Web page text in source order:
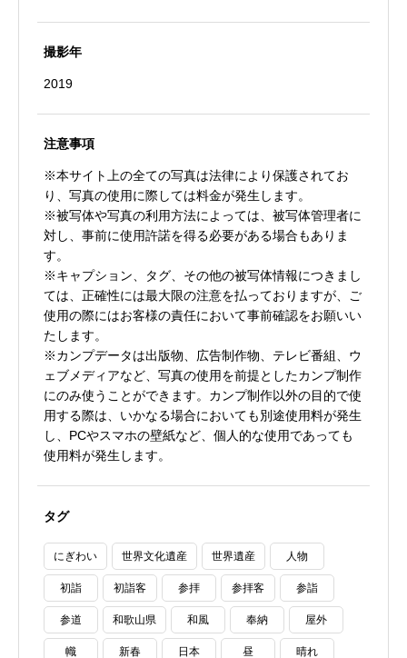
撮影年
2019
注意事項
※本サイト上の全ての写真は法律により保護されてお
り、写真の使用に際しては料金が発生します。
※被写体や写真の利用方法によっては、被写体管理者に
対し、事前に使用許諾を得る必要がある場合もありま
す。
※キャプション、タグ、その他の被写体情報につきまし
ては、正確性には最大限の注意を払っておりますが、ご
使用の際にはお客様の責任において事前確認をお願いい
たします。
※カンプデータは出版物、広告制作物、テレビ番組、ウ
ェブメディアなど、写真の使用を前提としたカンプ制作
にのみ使うことができます。カンプ制作以外の目的で使
用する際は、いかなる場合においても別途使用料が発生
し、PCやスマホの壁紙など、個人的な使用であっても
使用料が発生します。
タグ
にぎわい 世界文化遺産 世界遺産 人物
初詣 初詣客 参拝 参拝客 参詣
参道 和歌山県 和風 奉納 屋外
幟 新春 日本 昼 晴れ